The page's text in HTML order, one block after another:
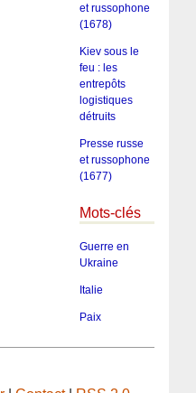
et russophone
(1678)
Kiev sous le
feu : les
entrepôts
logistiques
détruits
Presse russe
et russophone
(1677)
Mots-clés
Guerre en
Ukraine
Italie
Paix